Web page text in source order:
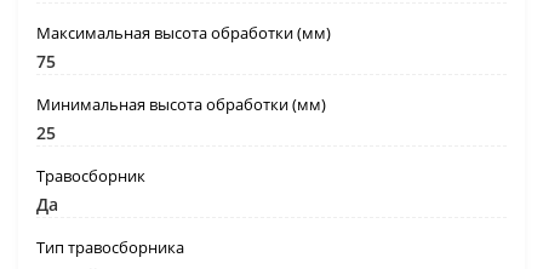
Максимальная высота обработки (мм)
75
Минимальная высота обработки (мм)
25
Травосборник
Да
Тип травосборника